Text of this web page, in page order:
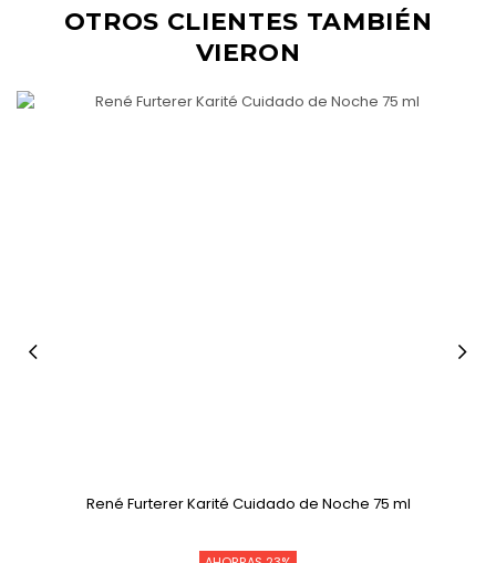
OTROS CLIENTES TAMBIÉN
VIERON
René Furterer Karité Cuidado de Noche 75 ml